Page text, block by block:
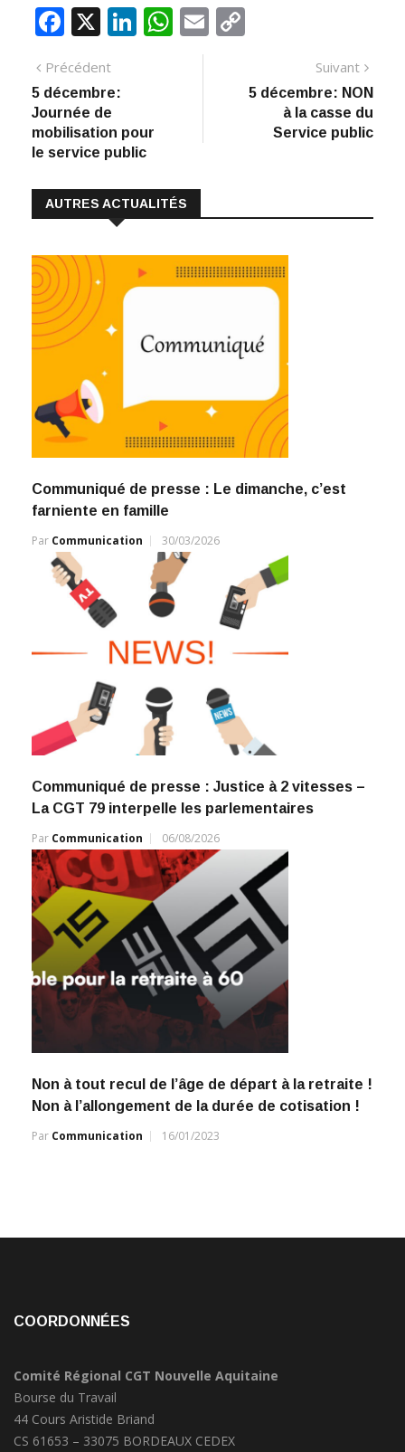
F
ac
e
b
o
o
k
X Li
n
dI
n
W
h
p
E
m
p
y
Navigation
de
l’article
PrécédentArticle
précédent
5 décembre:
Journée de
mobilisation pour
le service public
Suivant
5 décembre: NON
à la casse du
Service public
AUTRES ACTUALITÉS
Communiqué de presse : Le dimanche, c’est
farniente en famille
Par Communication 30/03/2026
Communiqué de presse : Justice à 2 vitesses –
La CGT 79 interpelle les parlementaires
Par Communication 06/08/2026
Non à tout recul de l’âge de départ à la retraite !
Non à l’allongement de la durée de cotisation !
Par Communication 16/01/2023
COORDONNÉES
Comité Régional CGT Nouvelle Aquitaine
Bourse du Travail
44 Cours Aristide Briand
CS 61653 – 33075 BORDEAUX CEDEX